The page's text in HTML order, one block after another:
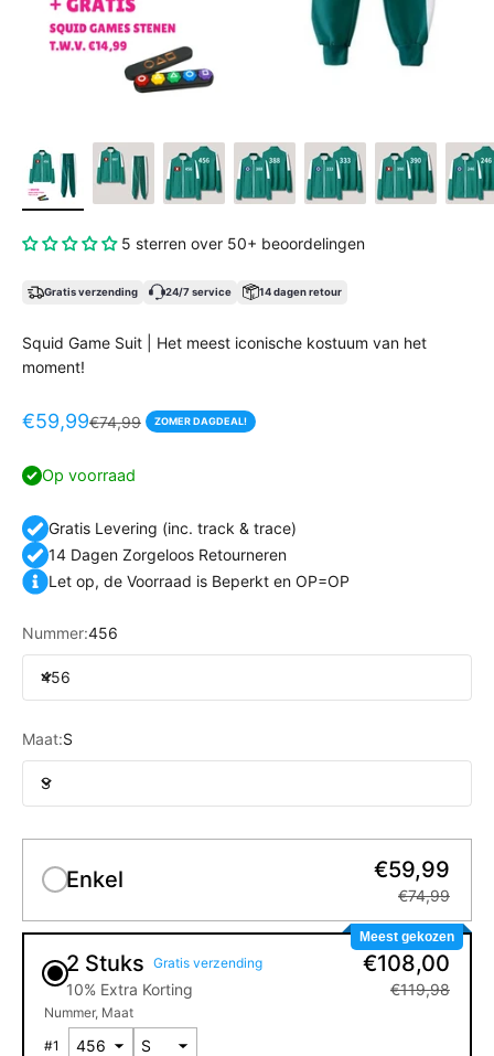
5 sterren over 50+ beoordelingen
Gratis verzending 24/7 service 14 dagen retour
Squid Game Suit | Het meest iconische kostuum van het
moment!
Aanbiedingsprijs
€59,99Normale prijs
€74,99 ZOMER DAGDEAL!
Op voorraad
Gratis Levering (inc. track & trace)
14 Dagen Zorgeloos Retourneren
Let op, de Voorraad is Beperkt en OP=OP
Nummer:456
456
Maat:S
S
Enkel €59,99
€74,99
Meest gekozen
2 Stuks Gratis verzending
10% Extra Korting
€108,00
€119,98
Nummer Maat
#1